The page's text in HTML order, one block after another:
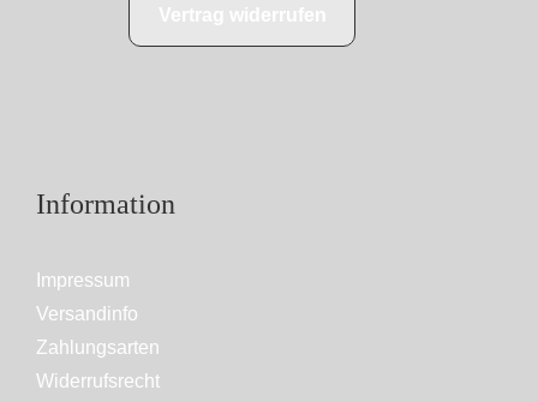
Information
Impressum
Versandinfo
Zahlungsarten
Widerrufsrecht